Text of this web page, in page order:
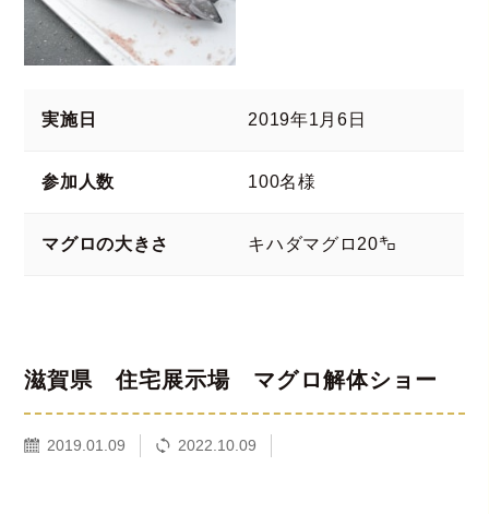
実施日 2019年1月6日
参加人数 100名様
マグロの大きさ キハダマグロ20㌔
滋賀県 住宅展示場 マグロ解体ショー
2019.01.09 2022.10.09